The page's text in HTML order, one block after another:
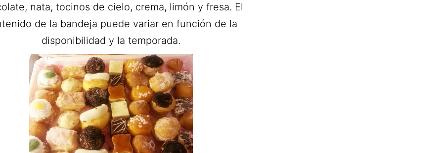
nata, tocinos de cielo, crema, limón y fresa. El
de la bandeja puede variar en función de la
disponibilidad y la temporada.